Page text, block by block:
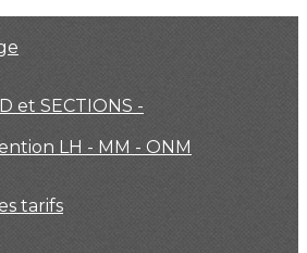
et SECTIONS -
LH - MM - ONM
tarifs